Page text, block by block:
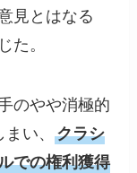
見とはなる
た。
のやや消極的
まい、クラシ
での権利獲得